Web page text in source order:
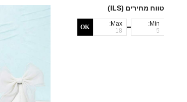
טווח מחירים (ILS)
Min:
Max:
OK